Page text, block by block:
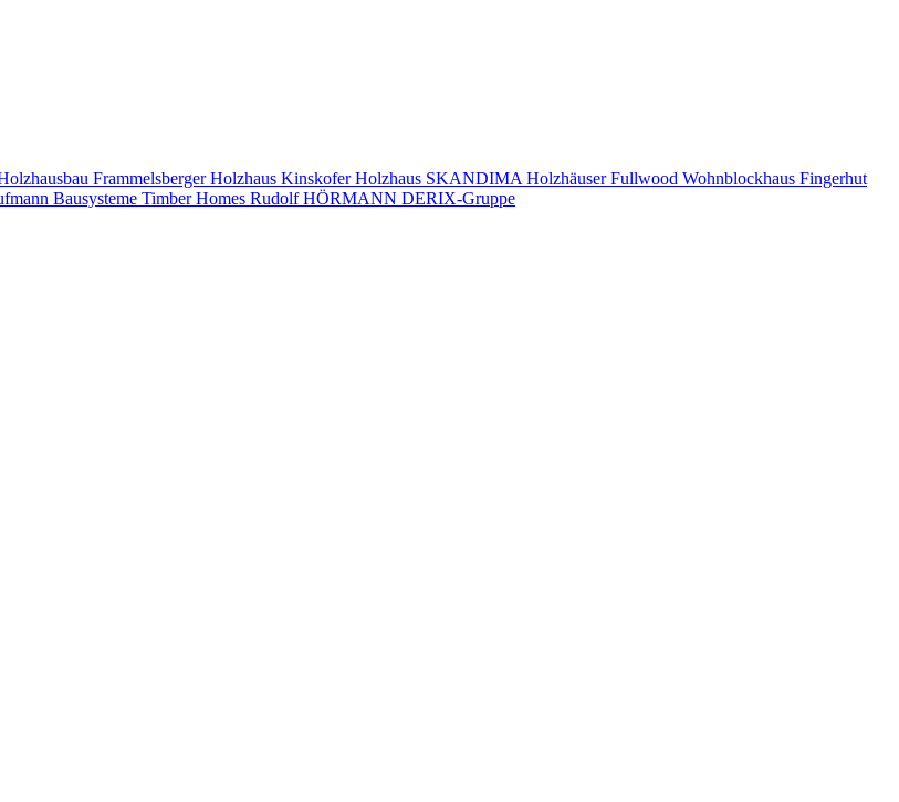
Frammelsberger Holzhaus Kinskofer Holzhaus SKANDIMA HolzhäuserFullwood Wohnblockhaus Fingerhut
Bausysteme Timber Homes Rudolf HÖRMANN DERIX-Gruppe